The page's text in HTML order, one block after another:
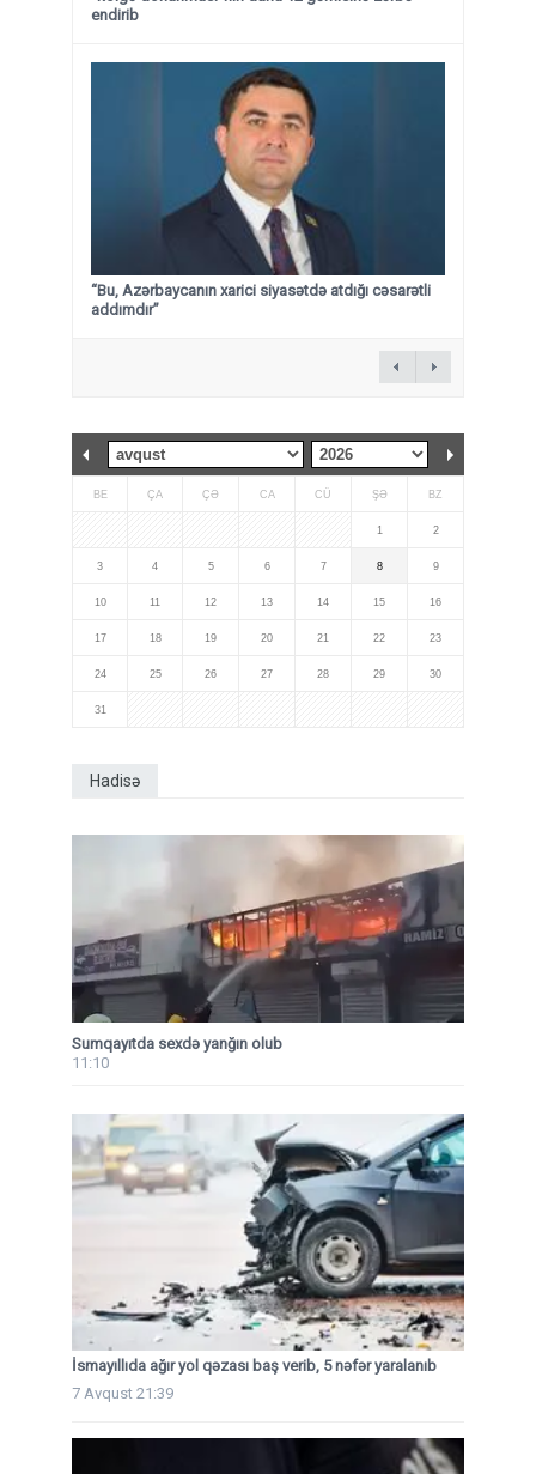
endirib
“Bu, Azərbaycanın xarici siyasətdə atdığı cəsarətli
addımdır”
BE ÇA ÇƏ CA CÜ ŞƏ BZ
1 2
3 4 5 6 7 8 9
10 11 12 13 14 15 16
17 18 19 20 21 22 23
24 25 26 27 28 29 30
31
Hadisə
Sumqayıtda sexdə yanğın olub
11:10
İsmayıllıda ağır yol qəzası baş verib, 5 nəfər yaralanıb
7 Avqust 21:39